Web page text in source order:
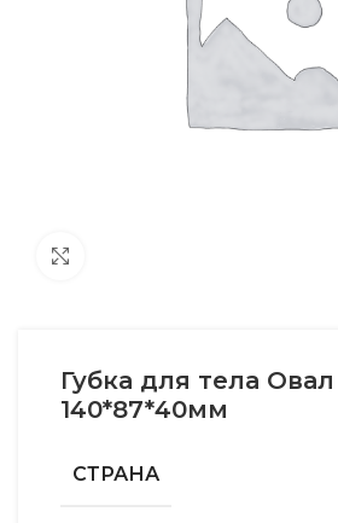
Губка для тела Овал
140*87*40мм
СТРАНА